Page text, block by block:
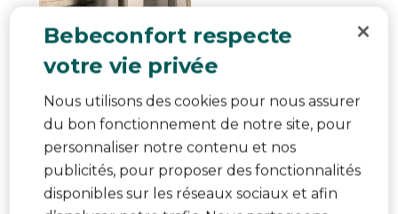
Qualité du produit
Qualité du produit, 5.0 sur 5
Facilité d'utilisation, 5.0 sur 5
Confort de l'enfant
Confort de l'enfant, 5.0 sur 5
5.0
Utile ? (0) (0) Signaler
Bebeconfort respecte
votre vie privée
Nous utilisons des cookies pour nous assurer
du bon fonctionnement de notre site, pour
personnaliser notre contenu et nos
publicités, pour proposer des fonctionnalités
disponibles sur les réseaux sociaux et afin